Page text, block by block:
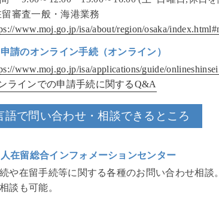
留審査一般・海港業務
www.moj.go.jp/isa/about/region/osaka/
請のオンライン手続（オンライン）
www.moj.go.jp/isa/applications/guide/
ラインでの申請手続に関するQ&A
語で問い合わせ・相談できるところ
在留総合インフォメーションセンター
や在留手続等に関する各種のお問い合わせ相
談も可能。